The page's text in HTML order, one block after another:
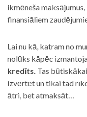
ikmēneša
finansiāliem
Lai nu kā, katram no
nolūks kāpēc
kredīts. Tas
izvērtēt un tikai tad
ātri, bet atmaksāt…